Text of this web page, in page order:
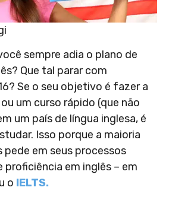
sempre adia o plano de
Que tal parar com
Se o seu objetivo é fazer a
um curso rápido (que não
um país de língua inglesa, é
Isso porque a maioria
pede em seus processos
em inglês – em
o IELTS.